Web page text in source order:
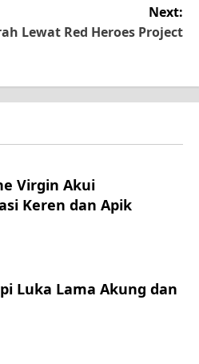
Next:
Lewat Red Heroes Project
Virgin Akui
Keren dan Apik
Luka Lama Akung dan